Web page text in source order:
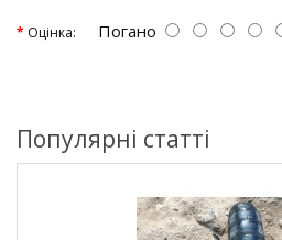
Оцінка: Погано
Популярні статті